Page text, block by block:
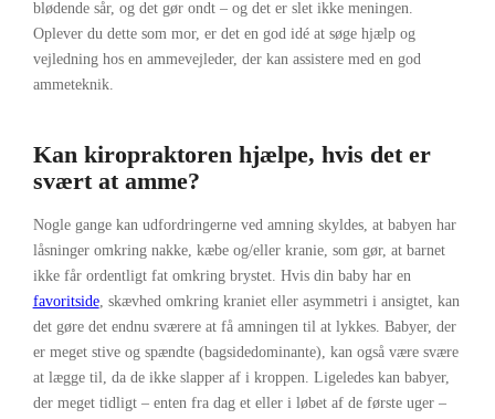
blødende sår, og det gør ondt – og det er slet ikke meningen.
Oplever du dette som mor, er det en god idé at søge hjælp og
vejledning hos en ammevejleder, der kan assistere med en god
ammeteknik.
Kan kiropraktoren hjælpe, hvis det er
svært at amme?
Nogle gange kan udfordringerne ved amning skyldes, at babyen har
låsninger omkring nakke, kæbe og/eller kranie, som gør, at barnet
ikke får ordentligt fat omkring brystet. Hvis din baby har en
favoritside, skævhed omkring kraniet eller asymmetri i ansigtet, kan
det gøre det endnu sværere at få amningen til at lykkes. Babyer, der
er meget stive og spændte (bagsidedominante), kan også være svære
at lægge til, da de ikke slapper af i kroppen. Ligeledes kan babyer,
der meget tidligt – enten fra dag et eller i løbet af de første uger –